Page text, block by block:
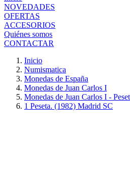
NOVEDADES
OFERTAS
ACCESORIOS
Quiénes somos
CONTACTAR
Inicio
Numismatica
Monedas de España
Monedas de Juan Carlos I
Monedas de Juan Carlos I -
1 Peseta. (1982) Madrid SC